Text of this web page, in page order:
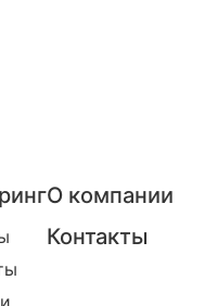
О компании
Контакты